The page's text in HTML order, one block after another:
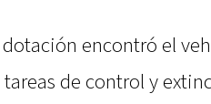
dotación encontró el
tareas de control y